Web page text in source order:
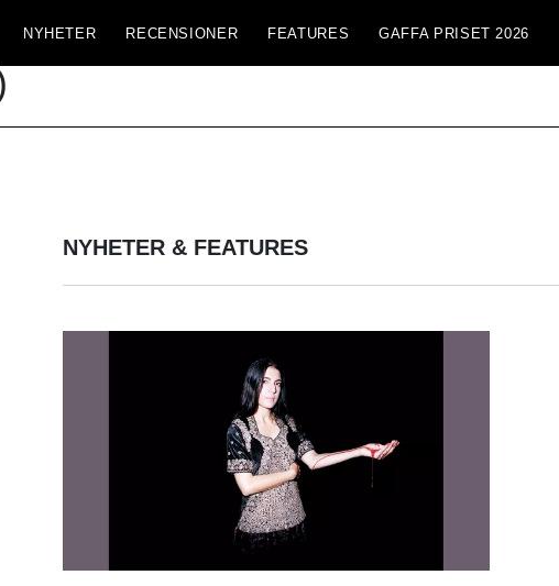
NYHETER RECENSIONER FEATURES GAFFA PRISET 2026
NYHETER & FEATURES